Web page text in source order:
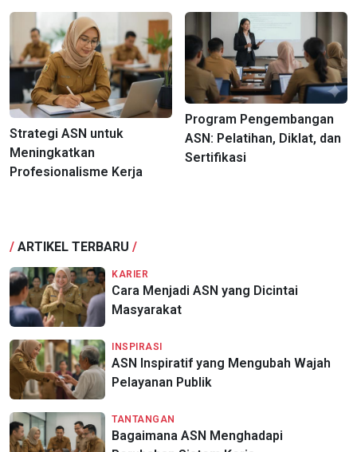
Strategi ASN untuk
Meningkatkan
Profesionalisme Kerja
Program Pengembangan
ASN: Pelatihan, Diklat, dan
Sertifikasi
/ ARTIKEL TERBARU /
KARIER
Cara Menjadi ASN yang Dicintai
Masyarakat
INSPIRASI
ASN Inspiratif yang Mengubah Wajah
Pelayanan Publik
TANTANGAN
Bagaimana ASN Menghadapi